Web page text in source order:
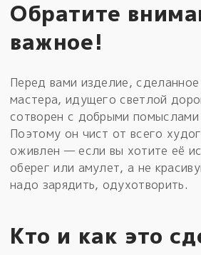
Обратите
важное!
Перед вами изделие,
мастера, идущего светлой
сотворен с добрыми помыслами
Поэтому он чист от всего
оживлен — если вы хотите её
оберег или амулет, а не
надо зарядить, одухотворить.
Кто и как это